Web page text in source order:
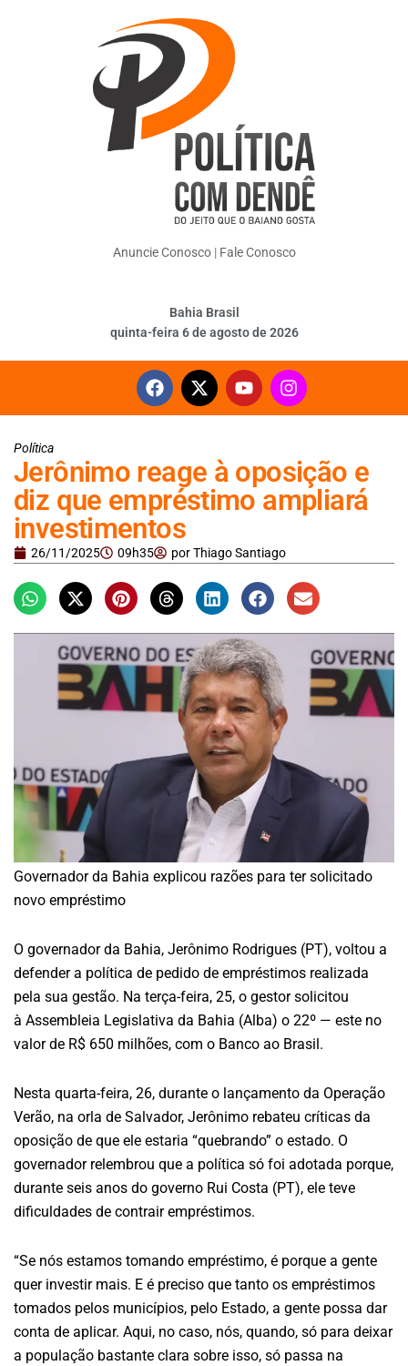
Anuncie Conosco| Fale Conosco
Bahia Brasil
quinta-feira 6 de agosto de 2026
Política
Jerônimo reage à oposição e
diz que empréstimo ampliará
investimentos
26/11/2025 09h35 porThiago Santiago
Governador da Bahia explicou razões para ter solicitado
novo empréstimo
O governador da Bahia, Jerônimo Rodrigues (PT), voltou a
defender a política de pedido de empréstimos realizada
pela sua gestão. Na terça-feira, 25, o gestor solicitou
à Assembleia Legislativa da Bahia (Alba) o 22º — este no
valor de R$ 650 milhões, com o Banco ao Brasil.
Nesta quarta-feira, 26, durante o lançamento da Operação
Verão, na orla de Salvador, Jerônimo rebateu críticas da
oposição de que ele estaria “quebrando” o estado. O
governador relembrou que a política só foi adotada porque,
durante seis anos do governo Rui Costa (PT), ele teve
dificuldades de contrair empréstimos.
“Se nós estamos tomando empréstimo, é porque a gente
quer investir mais. E é preciso que tanto os empréstimos
tomados pelos municípios, pelo Estado, a gente possa dar
conta de aplicar. Aqui, no caso, nós, quando, só para deixar
a população bastante clara sobre isso, só passa na